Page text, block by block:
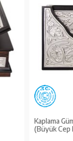
Kaplama
(Büyük Cep